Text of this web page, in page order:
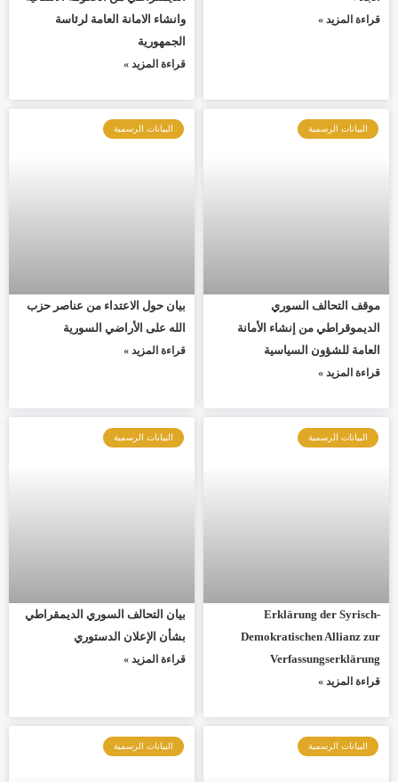
قراءة المزيد »
وانشاء الامانة العامة لرئاسة
الجمهورية
قراءة المزيد »
البيانات الرسمية
موقف التحالف السوري
الديموقراطي من إنشاء الأمانة
العامة للشؤون السياسية
قراءة المزيد »
البيانات الرسمية
بيان حول الاعتداء من عناصر حزب
الله على الأراضي السورية
قراءة المزيد »
البيانات الرسمية
Erklärung der Syrisch-
Demokratischen Allianz zur
Verfassungserklärung
قراءة المزيد »
البيانات الرسمية
بيان التحالف السوري الديمقراطي
بشأن الإعلان الدستوري
قراءة المزيد »
البيانات الرسمية البيانات الرسمية